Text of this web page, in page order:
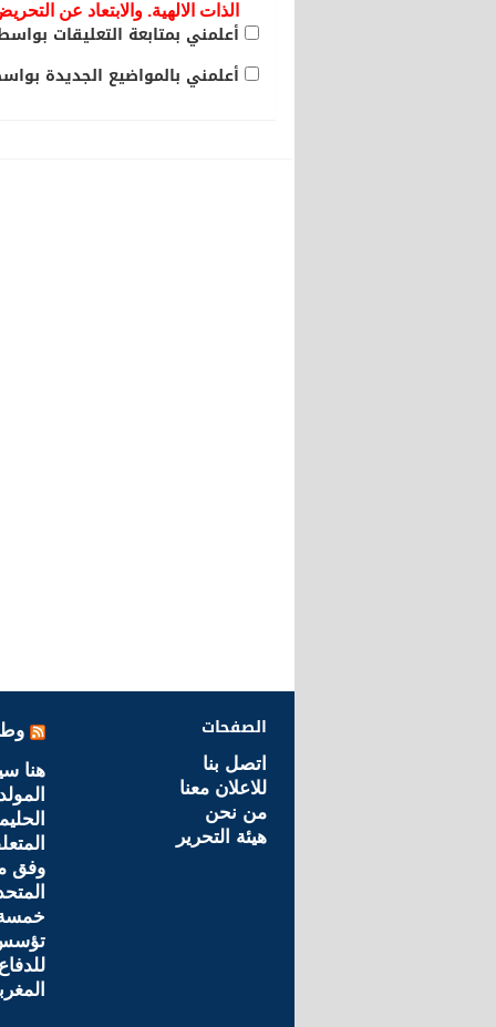
الذات الالهية. والابتعاد عن
أعلمني بمتابعة التعليقات
أعلمني بالمواضيع الجديدة
الصفحات
اتصل بنا
للاعلان معنا
من نحن
هيئة التحرير
هنا
وفق
خمسة